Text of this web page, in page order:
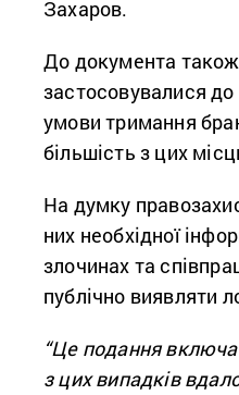
Захаров.
До документа також
застосовувалися
умови тримання
більшість з цих
На думку
них необхідної
злочинах та
публічно виявляти
“Це подання
з цих випадків